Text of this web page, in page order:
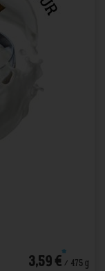
3,59 €*/ 475 g